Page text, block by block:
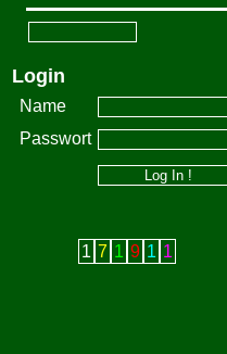
Login
Name
Passwort
1 7 1 9 1 1